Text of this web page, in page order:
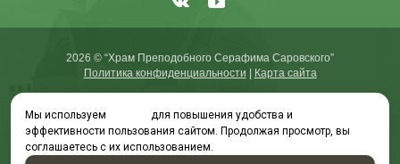
2026 © “Храм Преподобного Серафима Саровского”
Политика конфиденциальности
Карта сайта
создание приложений и
Мы используем
для повышения удобства и
эффективности пользования сайтом. Продолжая просмотр, вы
соглашаетесь с их использованием.